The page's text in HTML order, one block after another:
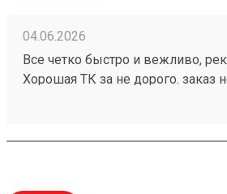
04.06.2026
Все четко быстро и вежливо,
Хорошая ТК за не дорого. заказ